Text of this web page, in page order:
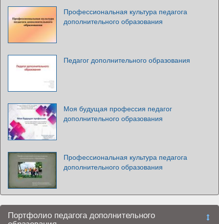
Профессиональная культура педагога
дополнительного образования
Педагог дополнительного образования
Моя будущая профессия педагог
дополнительного образования
Профессиональная культура педагога
дополнительного образования
Портфолио педагога дополнительного